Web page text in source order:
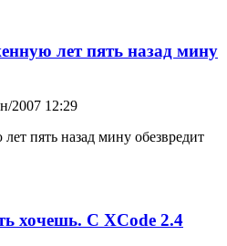
лет пять назад мину
2007 12:29
пять назад мину обезвредит
хочешь. С XCode 2.4